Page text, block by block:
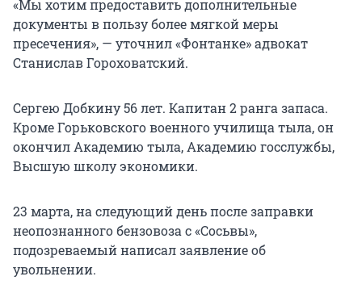
«Мы хотим предоставить дополнительные
документы в пользу более мягкой меры
пресечения», — уточнил «Фонтанке» адвокат
Станислав Гороховатский.
Сергею Добкину 56 лет. Капитан 2 ранга запаса.
Кроме Горьковского военного училища тыла, он
окончил Академию тыла, Академию госслужбы,
Высшую школу экономики.
23 марта, на следующий день после заправки
неопознанного бензовоза с «Сосьвы»,
подозреваемый написал заявление об
увольнении.